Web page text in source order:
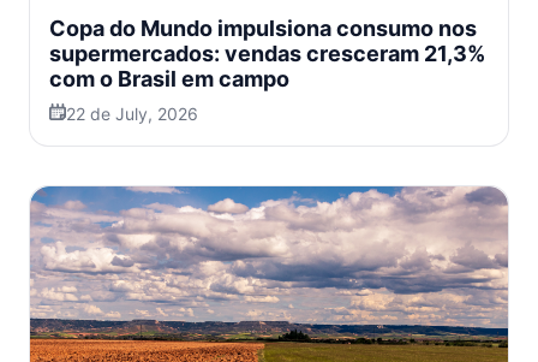
Copa do Mundo impulsiona consumo nos
supermercados: vendas cresceram 21,3%
com o Brasil em campo
22 de July, 2026